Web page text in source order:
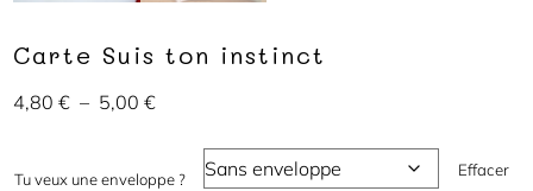
Carte Suis ton instinct
4,80€ – 5,00€
Tu veux une enveloppe ? Effacer